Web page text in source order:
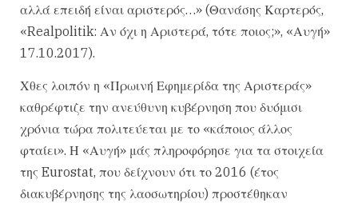
αλλά επειδή είναι αριστερός…» (Θανάσης Καρτερός,
«Realpolitik: Αν όχι η Αριστερά, τότε ποιος;», «Αυγή»
17.10.2017).
Χθες λοιπόν η «Πρωινή Εφημερίδα της Αριστεράς»
καθρέφτιζε την ανεύθυνη κυβέρνηση που δυόμισι
χρόνια τώρα πολιτεύεται με το «κάποιος άλλος
φταίει». Η «Αυγή» μάς πληροφόρησε για τα στοιχεία
της Eurostat, που δείχνουν ότι το 2016 (έτος
διακυβέρνησης της λαοσωτηρίου) προστέθηκαν